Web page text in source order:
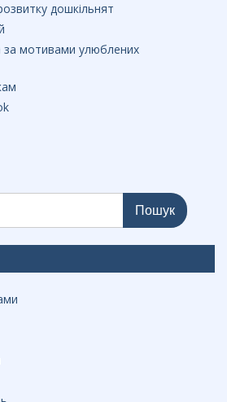
дошкільнят
за мотивами улюблених